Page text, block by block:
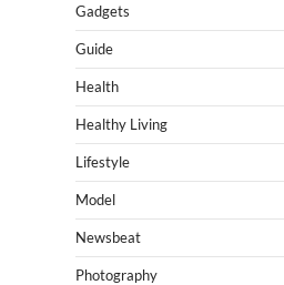
Gadgets
Guide
Health
Healthy Living
Lifestyle
Model
Newsbeat
Photography